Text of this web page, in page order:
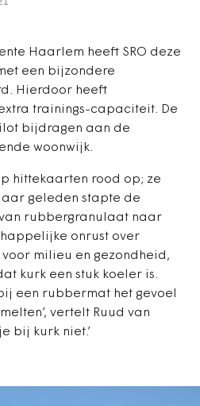
Haarlem heeft SRO deze
een bijzondere
Hierdoor heeft
trainings-capaciteit. De
bijdragen aan de
woonwijk.
hittekaarten rood op; ze
geleden stapte de
rubbergranulaat naar
onrust over
milieu en gezondheid,
kurk een stuk koeler is.
een rubbermat het gevoel
vertelt Ruud van
bij kurk niet.’